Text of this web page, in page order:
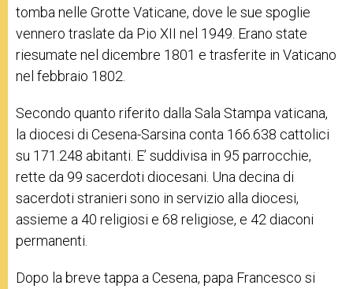
tomba nelle Grotte Vaticane, dove le sue spoglie
vennero traslate da Pio XII nel 1949. Erano state
riesumate nel dicembre 1801 e trasferite in Vaticano
nel febbraio 1802.
Secondo quanto riferito dalla Sala Stampa vaticana,
la diocesi di Cesena-Sarsina conta 166.638 cattolici
su 171.248 abitanti. E’ suddivisa in 95 parrocchie,
rette da 99 sacerdoti diocesani. Una decina di
sacerdoti stranieri sono in servizio alla diocesi,
assieme a 40 religiosi e 68 religiose, e 42 diaconi
permanenti.
Dopo la breve tappa a Cesena, papa Francesco si